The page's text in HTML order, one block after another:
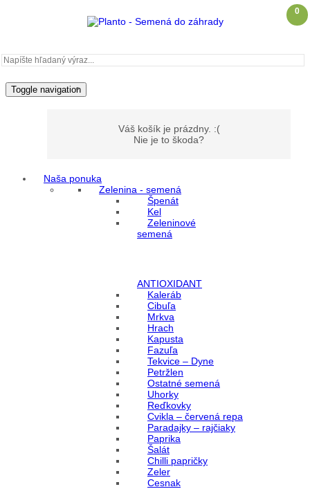
Toggle navigation
0
Váš košík je prázdny. :(
Nie je to škoda?
Naša ponuka
Zelenina - semená
Špenát
Kel
Zeleninové
semená
ANTIOXIDANT
Kaleráb
Cibuľa
Mrkva
Hrach
Kapusta
Fazuľa
Tekvice – Dyne
Petržlen
Ostatné semená
Uhorky
Reďkovky
Cvikla – červená repa
Paradajky – rajčiaky
Paprika
Šalát
Chilli papričky
Zeler
Cesnak